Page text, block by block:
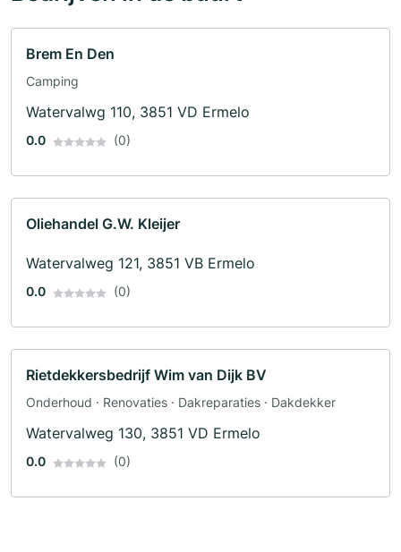
Brem En Den
Camping
Watervalwg 110, 3851 VD Ermelo
0.0 (0)
Oliehandel G.W. Kleijer
Watervalweg 121, 3851 VB Ermelo
0.0 (0)
Rietdekkersbedrijf Wim van Dijk BV
Onderhoud · Renovaties · Dakreparaties · Dakdekker
Watervalweg 130, 3851 VD Ermelo
0.0 (0)